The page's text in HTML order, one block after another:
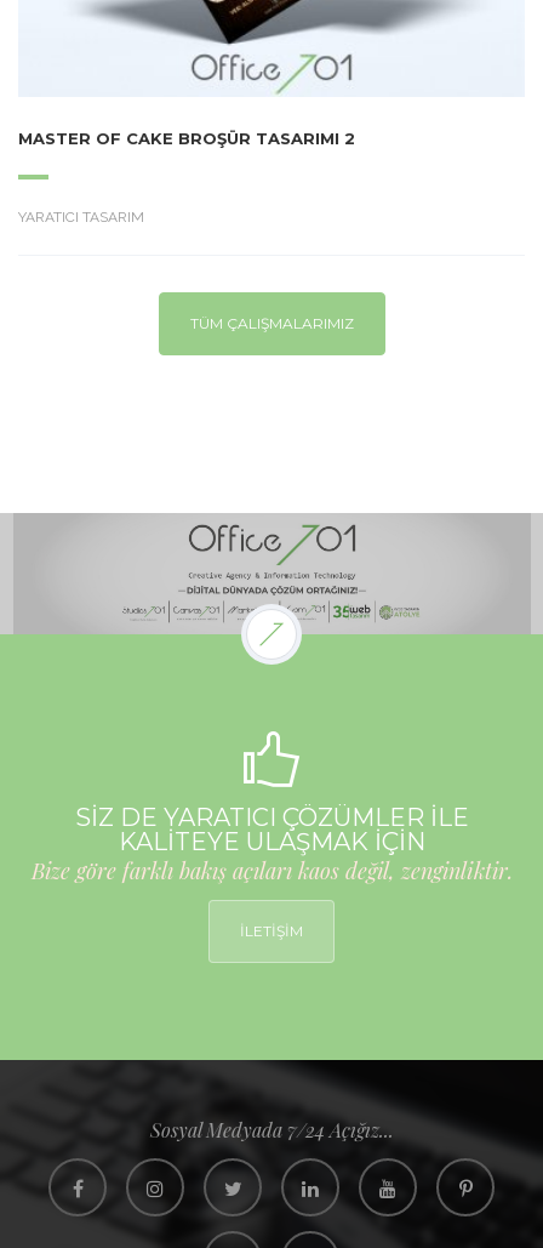
MASTER OF CAKE BROŞÜR TASARIMI 2
YARATICI TASARIM
TÜM ÇALIŞMALARIMIZ
SİZ DE YARATICI ÇÖZÜMLER İLE
KALİTEYE ULAŞMAK İÇİN
Bize göre farklı bakış açıları kaos değil, zenginliktir.
İLETİŞİM
Sosyal Medyada 7/24 Açığız...